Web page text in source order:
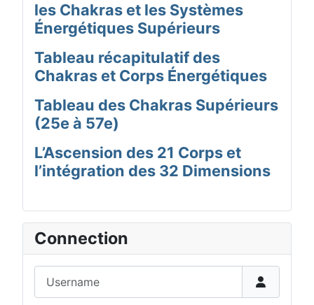
les Chakras et les Systèmes
Énergétiques Supérieurs
Tableau récapitulatif des
Chakras et Corps Énergétiques
Tableau des Chakras Supérieurs
(25e à 57e)
L’Ascension des 21 Corps et
l’intégration des 32 Dimensions
Connection